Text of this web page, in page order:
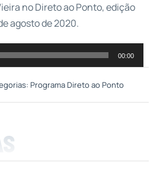
no Direto ao Ponto, edição
agosto de 2020.
00:00
Programa Direto ao Ponto